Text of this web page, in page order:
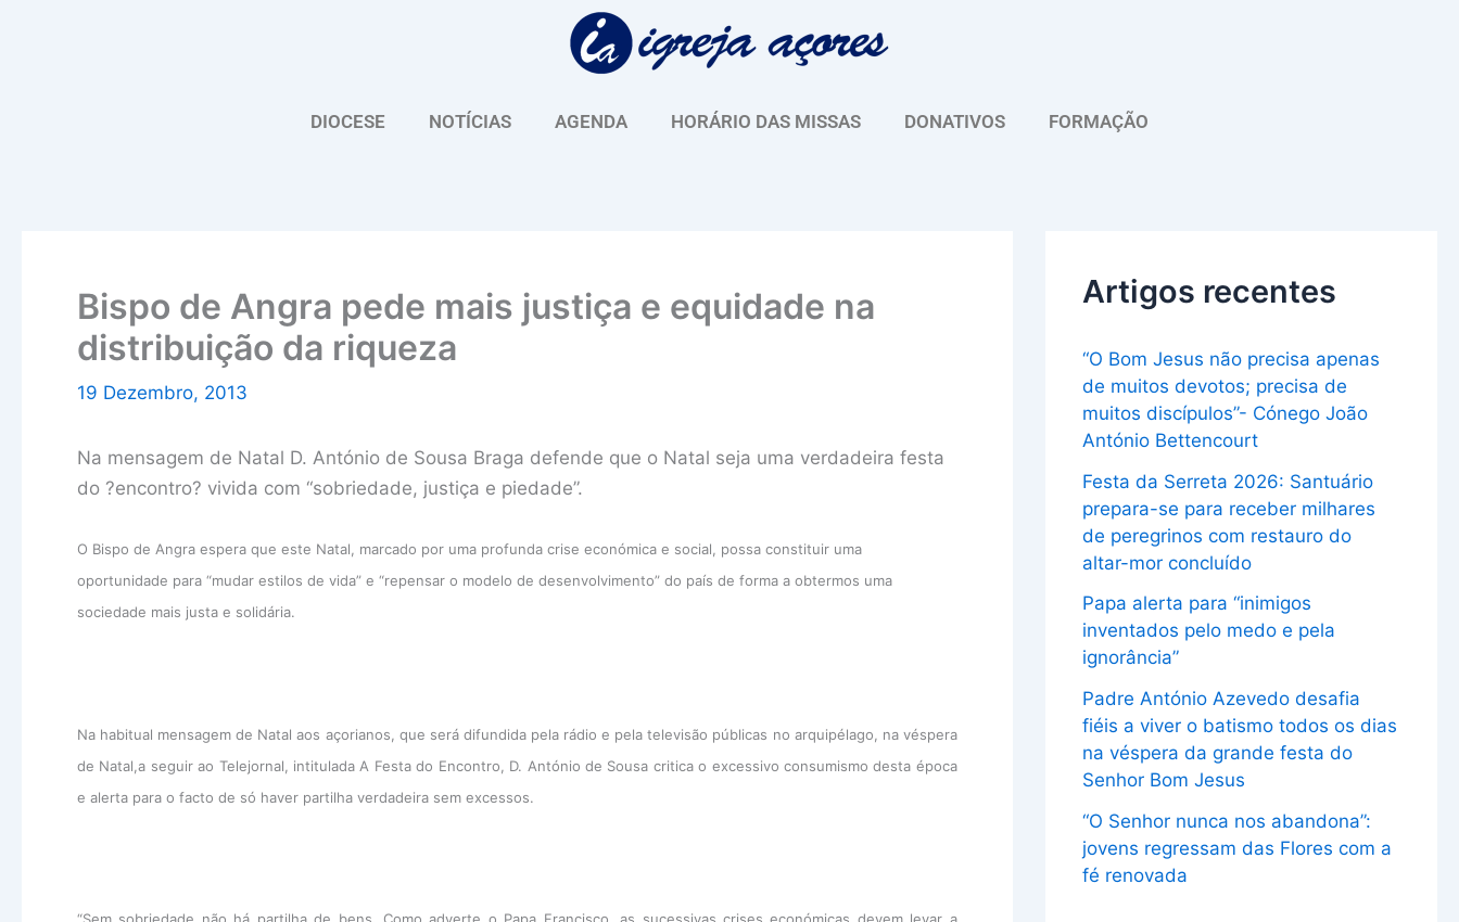
DIOCESE NOTÍCIAS AGENDA HORÁRIO DAS MISSAS DONATIVOS FORMAÇÃO
Bispo de Angra pede mais justiça e equidade na
distribuição da riqueza
19 Dezembro, 2013
Na mensagem de Natal D. António de Sousa Braga defende que o Natal seja uma verdadeira festa
do ?encontro? vivida com “sobriedade, justiça e piedade”.
O Bispo de Angra espera que este Natal, marcado por uma profunda crise económica e social, possa constituir uma
oportunidade para “mudar estilos de vida” e “repensar o modelo de desenvolvimento” do país de forma a obtermos uma
sociedade mais justa e solidária.
Na habitual mensagem de Natal aos açorianos, que será difundida pela rádio e pela televisão públicas no arquipélago, na véspera
de Natal,a seguir ao Telejornal, intitulada A Festa do Encontro, D. António de Sousa critica o excessivo consumismo desta época
e alerta para o facto de só haver partilha verdadeira sem excessos.
Artigos recentes
“O Bom Jesus não precisa apenas
de muitos devotos; precisa de
muitos discípulos”- Cónego João
António Bettencourt
Festa da Serreta 2026: Santuário
prepara-se para receber milhares
de peregrinos com restauro do
altar-mor concluído
Papa alerta para “inimigos
inventados pelo medo e pela
ignorância”
Padre António Azevedo desafia
fiéis a viver o batismo todos os dias
na véspera da grande festa do
Senhor Bom Jesus
“O Senhor nunca nos abandona”:
jovens regressam das Flores com a
fé renovada
u